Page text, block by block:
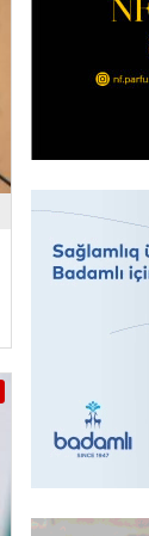
Prezident
-
imiş
06.08.2026-
MANŞET
Sarkisyanın
İtaliyada
avroluq
axtarışdan
06.08.2026-